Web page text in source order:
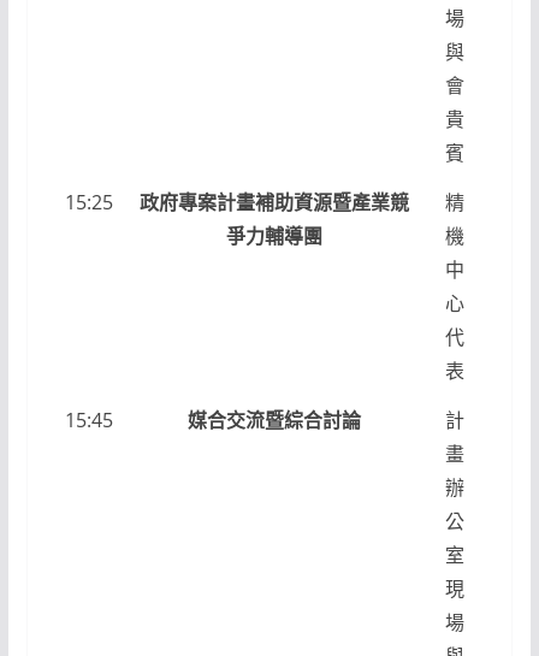
場
與
會
貴
賓
15:25
政府專案計畫補助資源暨產業競
爭力輔導團
精
機
中
心
代
表
15:45
媒合交流暨綜合討論
計
畫
辦
公
室
現
場